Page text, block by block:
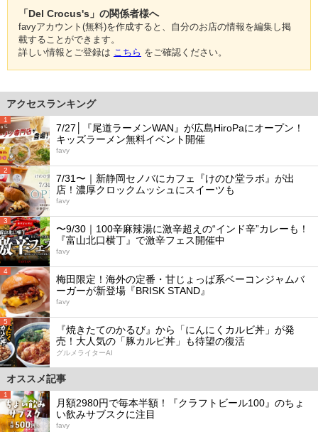
「Del Crocus's」の関係者様へ
favyアカウント(無料)を作成すると、自分のお店の情報を編集し掲
載することができます。
詳しい情報とご登録は こちら をご確認ください。
アクセスランキング
1
7/27│『尾道ラーメンWAN』が広島HiroPaにオープン！
キッズラーメン無料イベント開催
favy
2
7/31〜｜新静岡セノバにカフェ『けのひ堂ラボ』が出
店！濃厚クロックムッシュにスイーツも
favy
3
〜9/30｜100辛麻辣湯に激辛超えの“インド辛”カレーも！
『富山北口横丁』で激辛フェス開催中
favy
4
梅田限定！海外の定番・甘じょっぱ系ベーコンジャムバ
ーガーが新登場『BRISK STAND』
favy
5
『焼きたてのかるび』から「にんにくカルビ丼」が発
売！大人気の「豚カルビ丼」も待望の復活
グルメライターAI
オススメ記事
1
月額2980円で毎本半額！『クラフトビール100』のちょ
い飲みサブスクに注目
favy